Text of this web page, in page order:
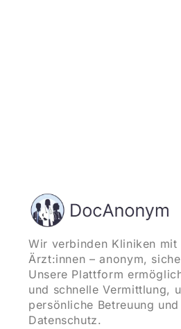
Wir verbinden Kliniken
Ärzt:innen – anonym,
Unsere Plattform
und schnelle Vermittlung,
persönliche Betreuung
Datenschutz.